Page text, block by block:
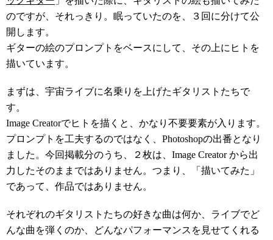
のですが、それっきり。眠っていたのを、３回に分けて公
開します。
ギターの絵のプロンプトをベースにして、その上にヒトを
描いています。
まずは、宇宙ライブに名乗りを上げたギタリストたちで
す。
Image Creatorでヒトを描くと、かなり不要要素が入ります。
プロンプトを工夫するのではなく、Photoshopの出番となり
ました。今回掲載分のうち、２枚は、Image Creator から出
力したそのままではありません。つまり、「描いてみた」
であって、作品ではありません。
それぞれのギタリストたちの好きな曲は何か、ライブでど
んな曲を弾くのか、どんなパフォーマンスを見せてくれる